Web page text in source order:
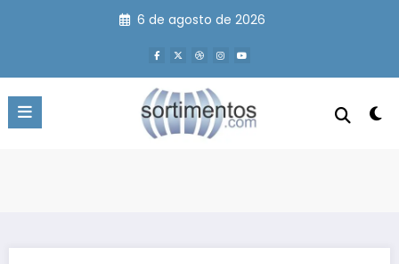
6 de agosto de 2026